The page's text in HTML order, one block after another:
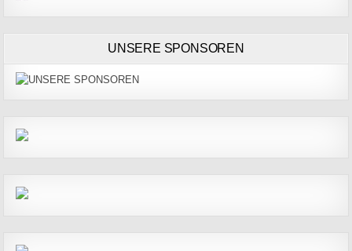
UNSERE SPONSOREN